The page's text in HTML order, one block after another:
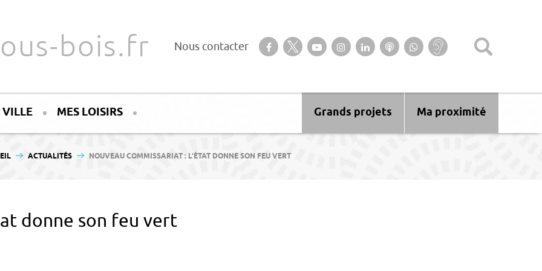
bois.fr Nous contacter Suivez-nous sur notre page Facebook
Suivez-nous sur Twitter
Suivez-nous sur YouTube
Suivez-nous sur Instagram
Retrouvez-nous sur Linkedin
Ecoutez nos Podcasts
Suivez-nous sur
WhatsApp
Baisse
d’audition ?
MES LOISIRS Ma proximité
Grands projets
ICI :ACTUALITÉS NOUVEAU COMMISSARIAT : L’ÉTAT DONNE SON FEU VERT
donne son feu vert